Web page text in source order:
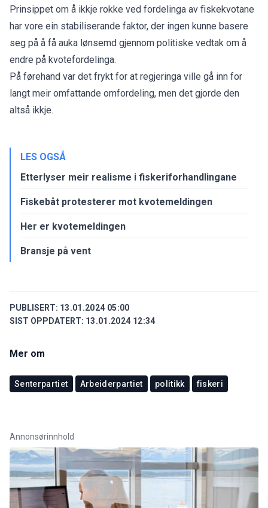
Prinsippet om å ikkje rokke ved fordelinga av fiskekvotane
har vore ein stabiliserande faktor, der ingen kunne basere
seg på å få auka lønsemd gjennom politiske vedtak om å
endre på kvotefordelinga.
På førehand var det frykt for at regjeringa ville gå inn for
langt meir omfattande omfordeling, men det gjorde den
altså ikkje.
LES OGSÅ
Etterlyser meir realisme i fiskeriforhandlingane
Fiskebåt protesterer mot kvotemeldingen
Her er kvotemeldingen
Bransje på vent
PUBLISERT: 13.01.2024 05:00
SIST OPPDATERT: 13.01.2024 12:34
Mer om
Senterpartiet Arbeiderpartiet politikk fiskeri
Annonsørinnhold